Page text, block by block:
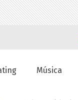
Música